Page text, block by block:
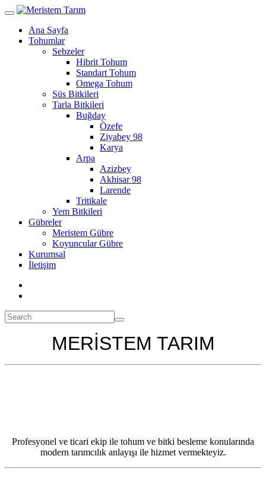
Ana Sayfa
Tohumlar
Sebzeler
Hibrit Tohum
Standart Tohum
Omega Tohum
Süs Bitkileri
Tarla Bitkileri
Buğday
Özefe
Ziyabey 98
Karya
Arpa
Azizbey
Akhisar 98
Larende
Tritikale
Yem Bitkileri
Gübreler
Meristem Gübre
Koyuncular Gübre
Kurumsal
İletişim
MERİSTEM TARIM
Profesyonel ve ticari ekip ile tohum ve bitki besleme konularında
modern tarımcılık anlayışı ile hizmet vermekteyiz.